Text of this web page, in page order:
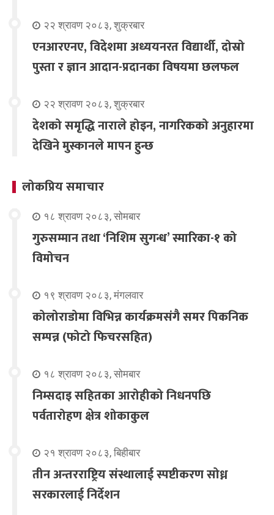
२२ श्रावण २०८३, शुक्रबार
एनआरएनए, विदेशमा अध्ययनरत विद्यार्थी, दोस्रो
पुस्ता र ज्ञान आदान-प्रदानका विषयमा छलफल
२२ श्रावण २०८३, शुक्रबार
देशको समृद्धि नाराले होइन, नागरिकको अनुहारमा
देखिने मुस्कानले मापन हुन्छ
लोकप्रिय समाचार
१८ श्रावण २०८३, सोमबार
गुरुसम्मान तथा ‘निशिम सुगन्ध’ स्मारिका-१ को
विमोचन
१९ श्रावण २०८३, मंगलवार
कोलोराडोमा विभिन्न कार्यक्रमसंगै समर पिकनिक
सम्पन्न (फोटो फिचरसहित)
१८ श्रावण २०८३, सोमबार
निम्सदाइ सहितका आरोहीको निधनपछि
पर्वतारोहण क्षेत्र शोकाकुल
२१ श्रावण २०८३, बिहीबार
तीन अन्तरराष्ट्रिय संस्थालाई स्पष्टीकरण सोध्न
सरकारलाई निर्देशन